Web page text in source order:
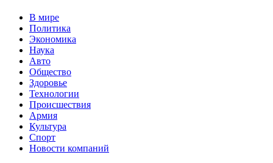
В мире
Политика
Экономика
Наука
Авто
Общество
Здоровье
Технологии
Происшествия
Армия
Культура
Спорт
Новости компаний